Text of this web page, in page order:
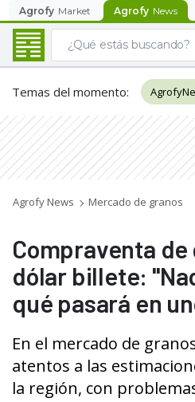
Agrofy Market Agrofy News
Temas del momento:
Agrofy News Mercado de granos
Compraventa de
dólar billete:
qué pasará en
En el mercado de
atentos a las
la región, con